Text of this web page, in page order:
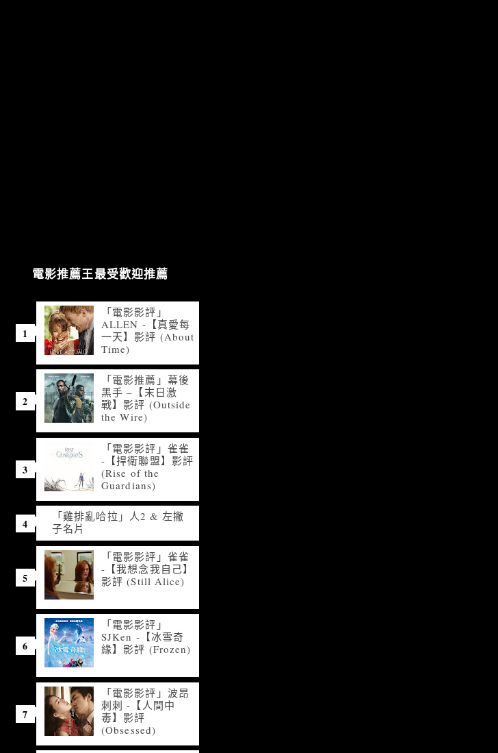
電影推薦王最受歡迎推薦
「電影影評」
ALLEN -【真愛每
一天】影評 (About
Time)
「電影推薦」幕後
黑手 –【末日激
戰】影評 (Outside
the Wire)
「電影影評」雀雀
-【捍衛聯盟】影評
(Rise of the
Guardians)
「雞排亂哈拉」人2 & 左撇
子名片
「電影影評」雀雀
-【我想念我自己】
影評 (Still Alice)
「電影影評」
SJKen -【冰雪奇
緣】影評 (Frozen)
「電影影評」波昂
刺刺 -【人間中
毒】影評
(Obsessed)